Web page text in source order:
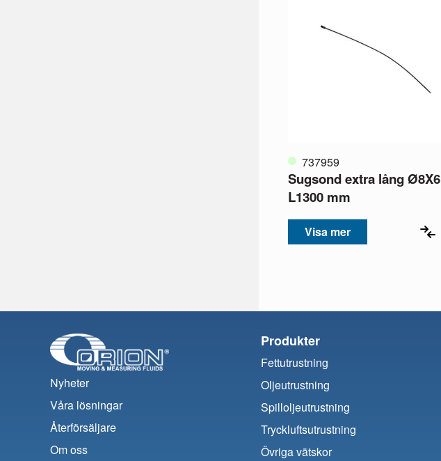
737959
Sugsond extra lång Ø8X6
L1300 mm
Visa mer
Nyheter
Våra lösningar
Återförsäljare
Om oss
Produkter
Fettutrustning
Oljeutrustning
Spilloljeutrustning
Tryckluftsutrustning
Övriga vätskor